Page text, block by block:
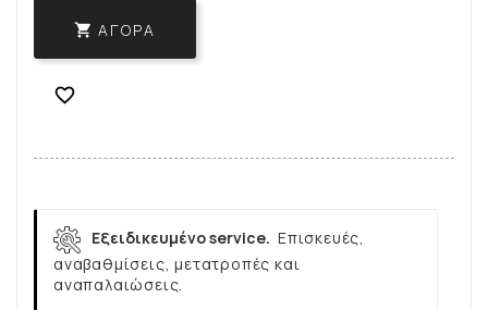
 ΑΓΟΡΆ

Εξειδικευμένο service. Επισκευές,
αναβαθμίσεις, μετατροπές και
αναπαλαιώσεις.